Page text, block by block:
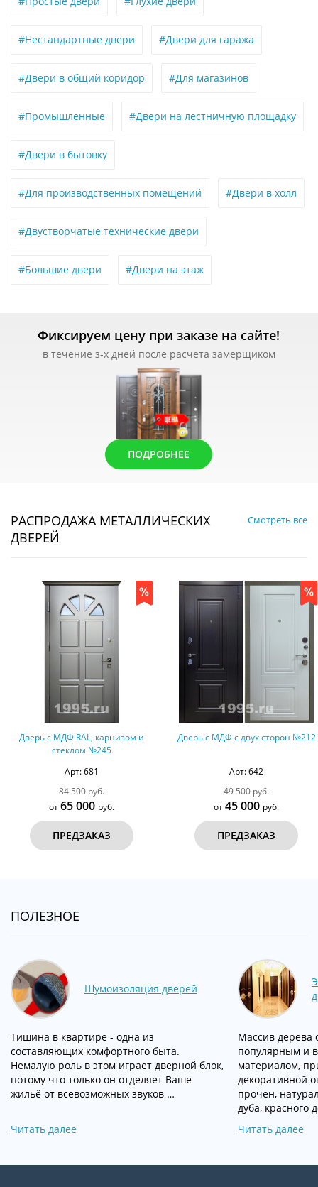
#Нестандартные двери #Двери для гаража
#Двери в общий коридор #Для магазинов
#Промышленные #Двери на лестничную площадку
#Двери в бытовку
#Для производственных помещений #Двери в холл
#Двустворчатые технические двери
#Большие двери #Двери на этаж
Фиксируем цену при заказе на сайте!
в течение з-х дней после расчета замерщиком
ПОДРОБНЕЕ
РАСПРОДАЖА МЕТАЛЛИЧЕСКИХ
ДВЕРЕЙ
Смотреть все
Дверь с МДФ RAL, карнизом и
стеклом №245
Арт: 681
84 500 руб.
от65 000 руб.
ПРЕДЗАКАЗ
Дверь с МДФ с двух сторон №212
Арт: 642
49 500 руб.
от45 000 руб.
ПРЕДЗАКАЗ
ПОЛЕЗНОЕ
Шумоизоляция дверей
Тишина в квартире - одна из
составляющих комфортного быта.
Немалую роль в этом играет дверной блок,
потому что только он отделяет Ваше
жильё от всевозможных звуков …
Читать далее
Массив дерева
популярным и
материалом,
декоративной
прочен,
дуба, красного
Читать далее